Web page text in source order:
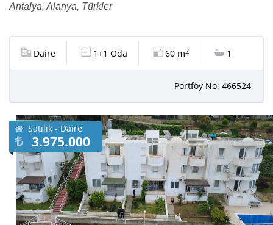
Antalya, Alanya, Türkler
Daire 1+1 Oda 60 m2 1
Portföy No: 466524
Satılık - Daire
3.975.000